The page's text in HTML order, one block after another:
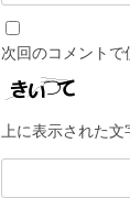
次回のコメントで
上に表示された文